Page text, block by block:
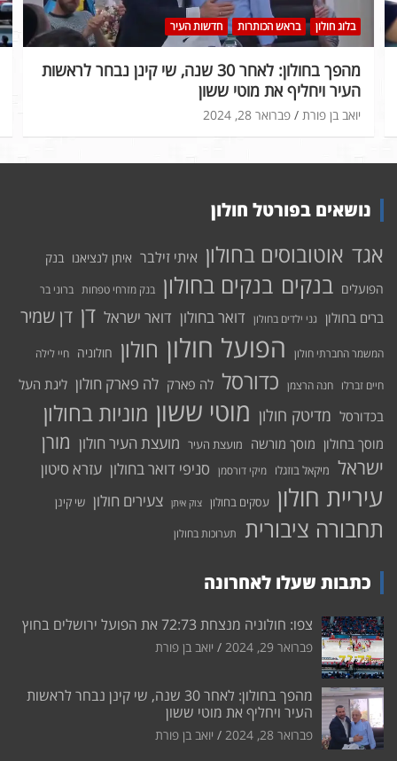
בלוג חולון בראש הכותרות חדשות העיר
מהפך בחולון: לאחר 30 שנה, שי קינן נבחר לראשות
העיר ויחליף את מוטי ששון
פברואר 28, 2024 יואב בן פורת
נושאים בפורטל חולון
אגד אוטובוסים בחולון איתי זילבר איתן לנציאנו בנק
הפועלים בנקים בנקים בחולון בנק מזרחי טפחות ברוני בר
ברים בחולון גני ילדים בחולון דואר בחולון דואר ישראל דן דן שמיר
המשמר החברתי חולון הפועל חולון חולון חולוניה חיי לילה
חיים זברלו חנה הרצמן כדורסל לה פארק לה פארק חולון ליגת העל
בכדורסל מדיטק חולון מוטי ששון מוניות בחולון
מוסך בחולון מוסך מורשה מועצת העיר מועצת העיר חולון מורן
ישראל מיקאל בוזגלו מיקי דורסמן סניפי דואר בחולון עזרא סיטון
עיריית חולון עסקים בחולון צוק איתן צעירים חולון שי קינן
תחבורה ציבורית תערוכות בחולון
כתבות שעלו לאחרונה
צפו: חולוניה מנצחת 72:73 את הפועל ירושלים בחוץ
פברואר 29, 2024 יואב בן פורת
מהפך בחולון: לאחר 30 שנה, שי קינן נבחר לראשות
העיר ויחליף את מוטי ששון
פברואר 28, 2024 יואב בן פורת